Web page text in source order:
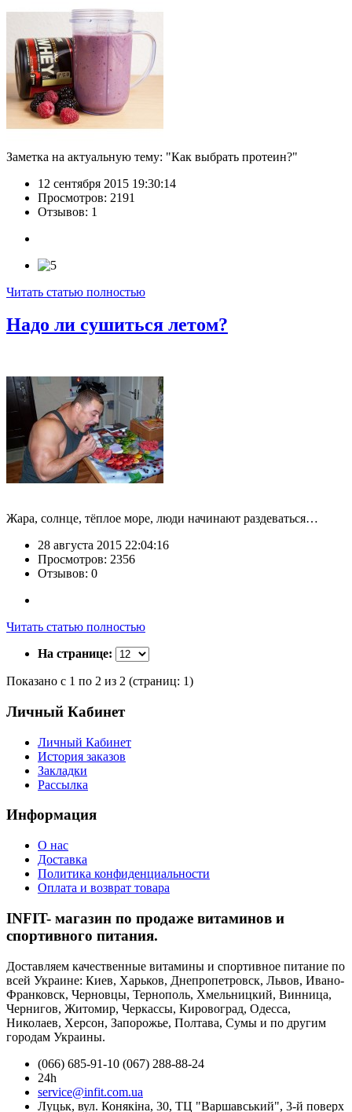
Заметка на актуальную тему: "Как выбрать протеин?"
12 сентября 2015 19:30:14
Просмотров: 2191
Отзывов: 1
Читать статью полностью
Надо ли сушиться летом?
Жара, солнце, тёплое море, люди начинают раздеваться…
28 августа 2015 22:04:16
Просмотров: 2356
Отзывов: 0
Читать статью полностью
На странице:
Показано с 1 по 2 из 2 (страниц: 1)
Личный Кабинет
Личный Кабинет
История заказов
Закладки
Рассылка
Информация
О нас
Доставка
Политика конфиденциальности
Оплата и возврат товара
INFIT- магазин по продаже витаминов и
спортивного питания.
Доставляем качественные витамины и спортивное питание по
всей Украине: Киев, Харьков, Днепропетровск, Львов, Ивано-
Франковск, Черновцы, Тернополь, Хмельницкий, Винница,
Чернигов, Житомир, Черкассы, Кировоград, Одесса,
Николаев, Херсон, Запорожье, Полтава, Сумы и по другим
городам Украины.
(066) 685-91-10 (067) 288-88-24
24h
service@infit.com.ua
Луцьк, вул. Конякіна, 30, ТЦ "Варшавський", 3-й поверх